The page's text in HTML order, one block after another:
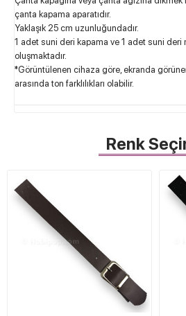
çanta kapama aparatıdır.
Yaklaşık 25 cm uzunluğundadır.
1 adet suni deri kapama ve 1 adet suni deri
oluşmaktadır.
*Görüntülenen cihaza göre, ekranda
arasında ton farklılıkları olabilir.
Renk